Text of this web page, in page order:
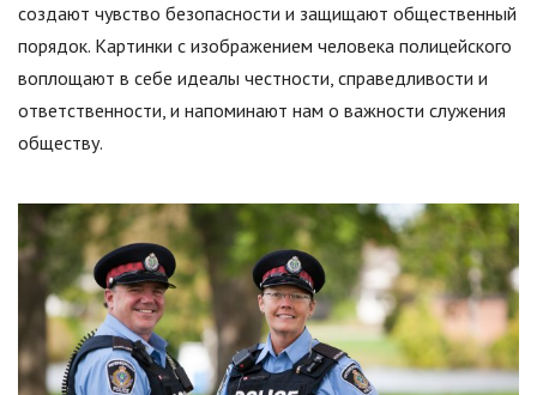
создают чувство безопасности и защищают общественный
порядок. Картинки с изображением человека полицейского
воплощают в себе идеалы честности, справедливости и
ответственности, и напоминают нам о важности служения
обществу.